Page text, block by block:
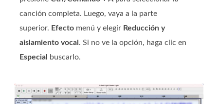
canción completa. Luego, vaya a la parte
superior. Efecto menú y elegir Reducción y
aislamiento vocal . Si no ve la opción, haga clic en
Especial
buscarlo.